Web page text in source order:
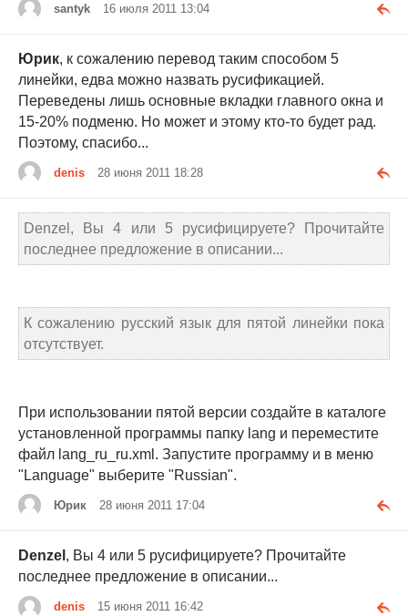
santyk 16 июля 2011 13:04
Юрик, к сожалению перевод таким способом 5
линейки, едва можно назвать русификацией.
Переведены лишь основные вкладки главного окна и
15-20% подменю. Но может и этому кто-то будет рад.
Поэтому, спасибо...
denis 28 июня 2011 18:28
Denzel, Вы 4 или 5 русифицируете? Прочитайте
последнее предложение в описании...
К сожалению русский язык для пятой линейки пока
отсутствует.
При использовании пятой версии создайте в каталоге
установленной программы папку lang и переместите
файл lang_ru_ru.xml. Запустите программу и в меню
"Language" выберите "Russian".
Юрик 28 июня 2011 17:04
Denzel , Вы 4 или 5 русифицируете? Прочитайте
последнее предложение в описании...
denis 15 июня 2011 16:42